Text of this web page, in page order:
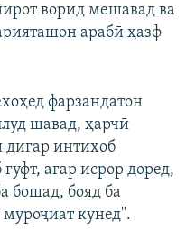
ворид мешавад ва
арабӣ ҳазф
фарзандатон
шавад, ҳарчӣ
дигар интихоб
агар исрор доред,
бошад, бояд ба
кунед".